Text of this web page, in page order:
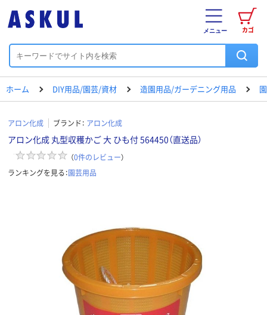
カゴ
メニュー
ホーム DIY用品/園芸/資材 造園用品/ガーデニング用品
アロン化成 ブランド： アロン化成
アロン化成 丸型収穫かご 大 ひも付 564450（直送品）
（0件のレビュー）
ランキングを見る：園芸用品